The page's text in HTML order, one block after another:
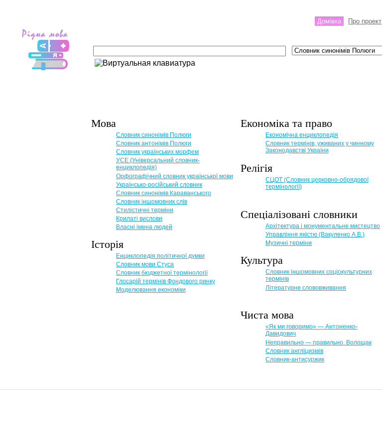
Домівка Про проект
Мова
Словник синонімів Полюги
Словник антонімів Полюги
Словник українських морфем
УСЕ (Універсальний словник-
енциклопедія)
Орфографічний словник української мови
Українсько-російський словник
Словник синонімів Караванського
Словник іншомовник слів
Стилістичні терміни
Крилаті вислови
Власні імена людей
Історія
Енциклопедія політичної думки
Словник мови Стуса
Словник бюджетної термінології
Глосарій термінів Фондового ринку
Моделювання економіки
Економіка та право
Eкономічна енциклопедія
Словник термінів, уживаних у чинному
Законодавстві України
Релігія
СЦОТ (Словник церковно-обрядової
термінології)
Спеціалізовані словники
Архітектура і монументальне мистецтво
Управління якістю (Вакуленко А.В.)
Музичні терміни
Культура
Словник іншомовних соціокультурних
термінів
Літературне слововживання
Чиста мова
«Як ми говоримо» — Антоненко-
Давидович
Неправильно — правильно. Волощак
Словник англіцизмів
Словник-антисуржик